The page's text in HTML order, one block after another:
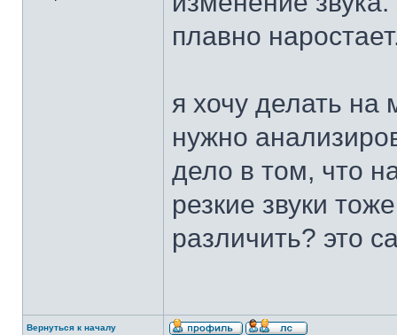
плавно
я хочу делать на
нужно
дело в том, что
резкие звуки
различить? это
Вернуться к началу